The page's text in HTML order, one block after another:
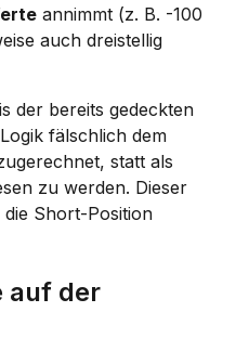
annimmt (z. B. -100
auch dreistellig
der bereits gedeckten
fälschlich dem
statt als
zu werden. Dieser
Short-Position
auf der